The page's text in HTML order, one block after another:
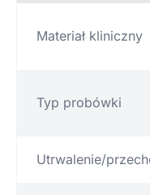
Materiał kliniczny
Typ probówki
Utrwalenie/